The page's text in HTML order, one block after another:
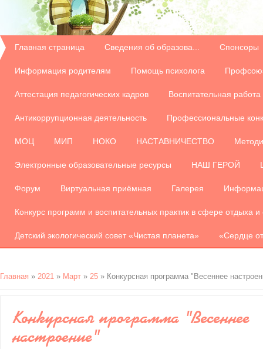
Главная страница Сведения об образова... Спонсоры
Информация родителям Помощь психолога
Аттестация педагогических кадров Воспитательная работа
Антикоррупционная деятельность Профессиональные
МОЦ МИП НОКО НАСТАВНИЧЕСТВО
Электронные образовательные ресурсы НАШ ГЕРОЙ
Форум Виртуальная приёмная Галерея
Конкурс программ и воспитательных практик в сфере отдыха
Детский экологический совет «Чистая планета» «Сердце
Главная » 2021 » Март » 25 » Конкурсная программа "Весеннее
Конкурсная программа "Весеннее
настроение"